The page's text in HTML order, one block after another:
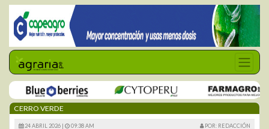
CERRO VERDE
24 ABRIL 2026 | 09:38 AM POR: REDACCIÓN